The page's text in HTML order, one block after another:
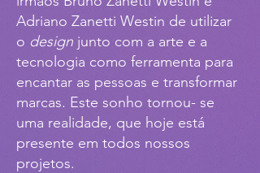
Adriano Zanetti Westin de utilizar
o design junto com a arte e a
tecnologia como ferramenta para
encantar as pessoas e transformar
marcas. Este sonho tornou- se
uma realidade, que hoje está
presente em todos nossos
projetos.